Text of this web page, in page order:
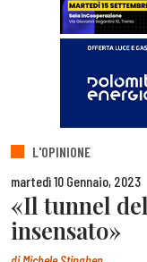
L'OPINIONE
martedì 10 Gennaio, 2023
«Il tunnel
insensato»